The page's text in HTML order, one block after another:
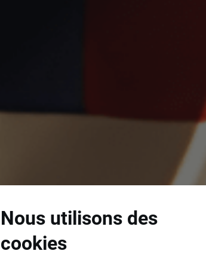
Nous utilisons des
cookies